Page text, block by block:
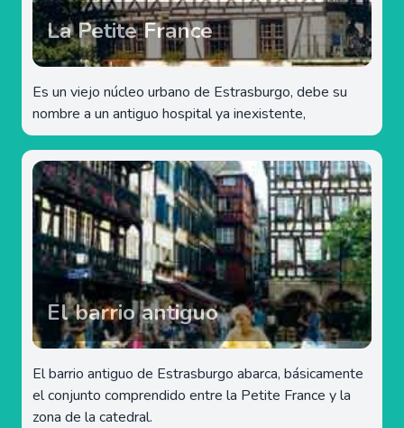
La Petite France
Es un viejo núcleo urbano de Estrasburgo, debe su
nombre a un antiguo hospital ya inexistente,
El barrio antiguo
El barrio antiguo de Estrasburgo abarca, básicamente
el conjunto comprendido entre la Petite France y la
zona de la catedral.